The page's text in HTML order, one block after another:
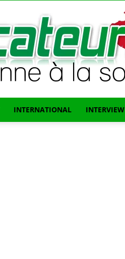
INTERNATIONAL INTERVIEW